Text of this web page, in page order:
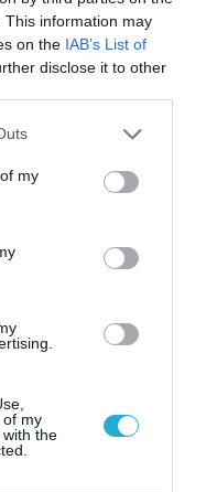
This information may
on the IAB’s List of
disclose it to other
one or more Google
You may click to
third-party tags to
in below Google
my
of my
the
τον
τον αντίστοιχο